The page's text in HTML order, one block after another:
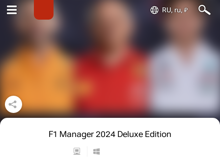
RU, ru, ₽
F1 Manager 2024 Deluxe Edition